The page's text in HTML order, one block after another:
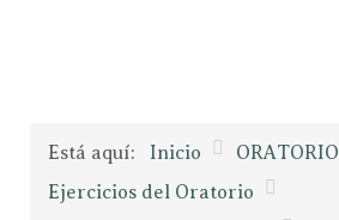
Está aquí: Inicio
ORATORIO
Ejercicios del Oratorio